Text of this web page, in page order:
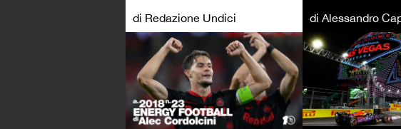
di Redazione Undici
di Alessandro
CALCIO